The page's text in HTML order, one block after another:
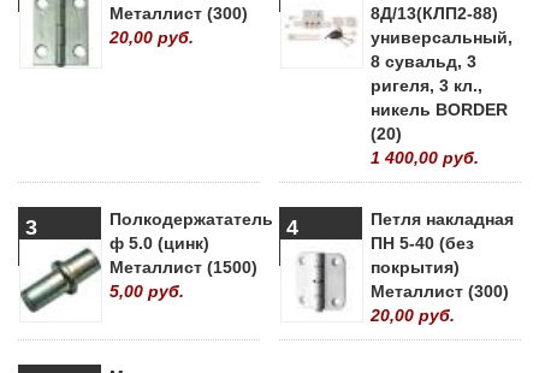
Металлист (300)
20,00 руб.
8Д/13(КЛП2-88)
универсальный,
8 сувальд, 3
ригеля, 3 кл.,
никель BORDER
(20)
1 400,00 руб.
3
Полкодержататель
ф 5.0 (цинк)
Металлист (1500)
5,00 руб.
4
Петля накладная
ПН 5-40 (без
покрытия)
Металлист (300)
20,00 руб.